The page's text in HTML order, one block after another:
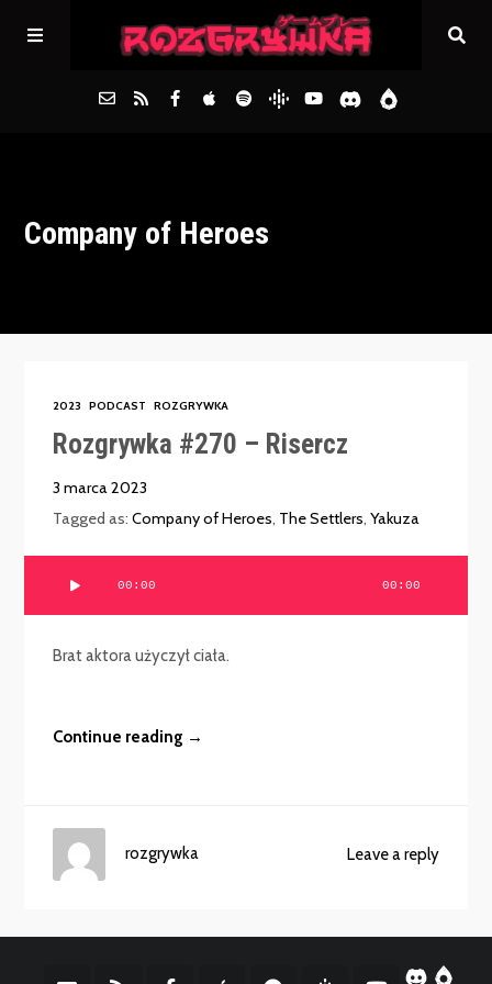
Archiwum
Company of Heroes
2023 PODCAST ROZGRYWKA
Rozgrywka #270 – Risercz
3 marca 2023
Tagged as:Company of Heroes, The Settlers,Yakuza
00:00 00:00
Brat aktora użyczył ciała.
Continue reading →
Leave a reply
rozgrywka